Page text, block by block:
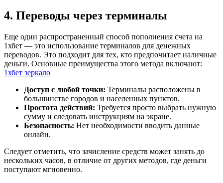
4. Переводы через терминалы
Еще один распространенный способ пополнения счета на
1хбет — это использование терминалов для денежных
переводов. Это подходит для тех, кто предпочитает наличные
деньги. Основные преимущества этого метода включают:
1хбет зеркало
Доступ с любой точки: Терминалы расположены в
большинстве городов и населенных пунктов.
Простота действий: Требуется просто выбрать нужную
сумму и следовать инструкциям на экране.
Безопасность: Нет необходимости вводить данные
онлайн.
Следует отметить, что зачисление средств может занять до
нескольких часов, в отличие от других методов, где деньги
поступают мгновенно.